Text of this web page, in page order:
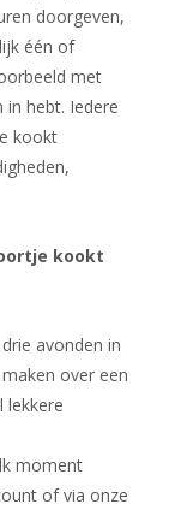
doorgeven,
één of
met
hebt. Iedere
kookt
kookt
avonden in
over een
lekkere
moment
of via onze